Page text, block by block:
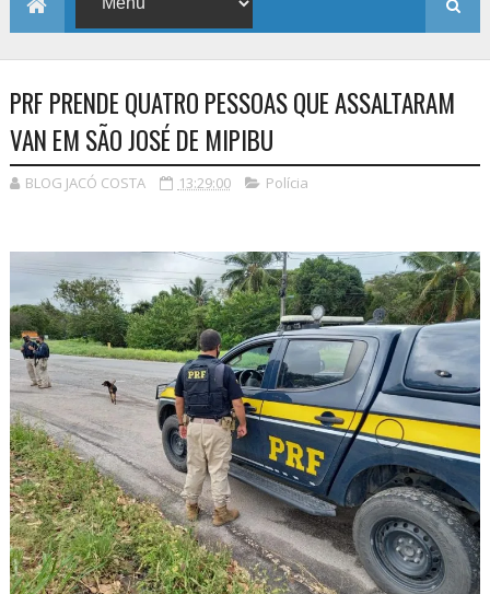
PRF PRENDE QUATRO PESSOAS QUE ASSALTARAM
VAN EM SÃO JOSÉ DE MIPIBU
BLOG JACÓ COSTA 13:29:00 Polícia